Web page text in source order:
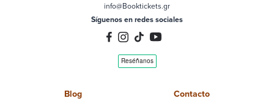
info@Booktickets.gr
Síguenos en redes sociales
Blog Contacto